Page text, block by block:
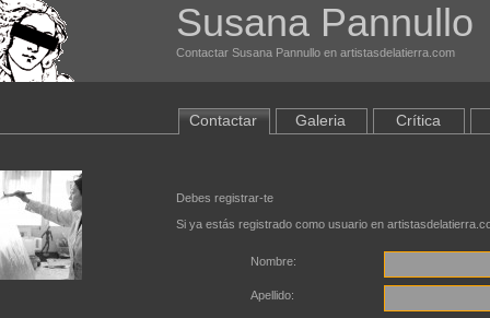
Susana Pannullo
Contactar Susana Pannullo en artistasdelatierra.com
Contactar Galeria Crítica
Debes registrar-te
Si ya estás registrado como usuario en
Nombre:
Apellido: